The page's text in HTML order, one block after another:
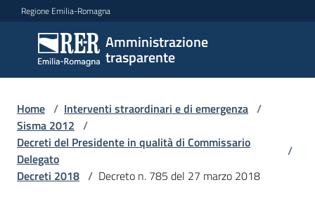
Vai al contenuto
Vai alla navigazione
Vai al footer
Regione Emilia-Romagna
Amministrazione
trasparente
Amministrazione
trasparente
Sottosezioni
Accesso
Home / Interventi straordinari e di emergenza /
Sisma 2012 /
Decreti del Presidente in qualità di Commissario
Delegato
/
Decreti 2018 / Decreto n. 785 del 27 marzo 2018